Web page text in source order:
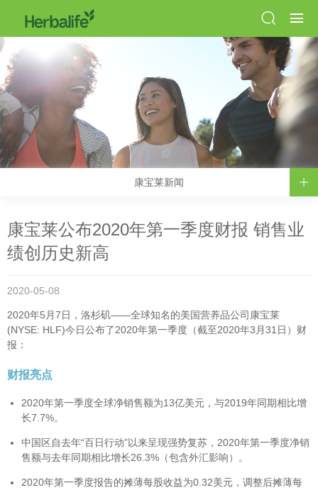
康宝莱新闻
康宝莱公布2020年第一季度财报 销售业
绩创历史新高
2020-05-08
2020年5月7日，洛杉矶——全球知名的美国营养品公司康宝莱
(NYSE: HLF)今日公布了2020年第一季度（截至2020年3月31日）财
报：
财报亮点
2020年第一季度全球净销售额为13亿美元，与2019年同期相比增
长7.7%。
中国区自去年“百日行动”以来呈现强势复苏，2020年第一季度净销
售额与去年同期相比增长26.3%（包含外汇影响）。
2020年第一季度报告的摊薄每股收益为0.32美元，调整后摊薄每